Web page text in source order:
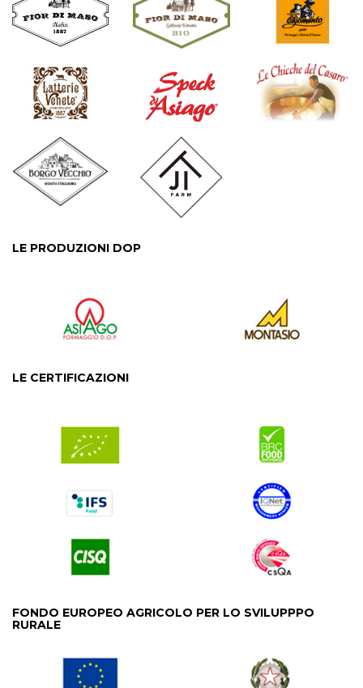
LE PRODUZIONI DOP
LE CERTIFICAZIONI
FONDO EUROPEO AGRICOLO PER LO SVILUPPPO
RURALE